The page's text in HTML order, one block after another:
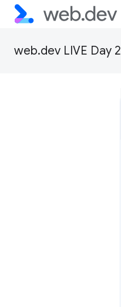
web.dev LIVE Day 2